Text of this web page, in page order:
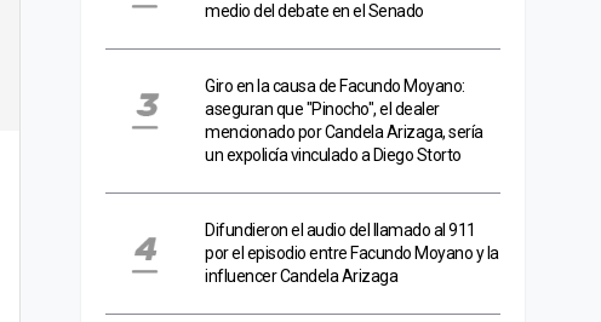
medio del debate en el Senado
Giro en la causa de Facundo Moyano:
aseguran que "Pinocho", el dealer
mencionado por Candela Arizaga, sería
un expolicía vinculado a Diego Storto
Difundieron el audio del llamado al 911
por el episodio entre Facundo Moyano y la
influencer Candela Arizaga